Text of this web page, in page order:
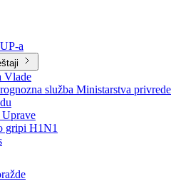
a
Vlade
služba Ministarstva privrede
gripi H1N1